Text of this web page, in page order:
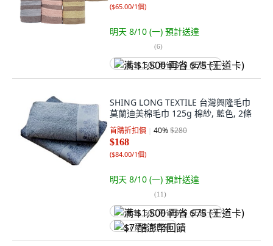
($65.00/1個)
明天 8/10 (一) 預計送達
(6)
满 $1,500 再省 $75 (王道卡)
SHING LONG TEXTILE 台灣興隆毛巾
莫蘭迪美棉毛巾 125g 棉紗, 藍色, 2條
首購折扣價 40%$280
$168
($84.00/1個)
明天 8/10 (一) 預計送達
(11)
满 $1,500 再省 $75 (王道卡)
$7 酷澎幣回饋